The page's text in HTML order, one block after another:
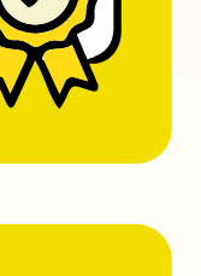
la garantie que
NF C 15-100.
totale : pas de
et une protection
les surtensions. De
pour débloquer vos
pas de poser ; il